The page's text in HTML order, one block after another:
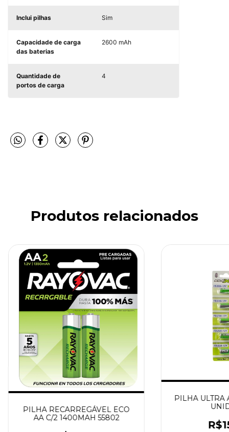
Inclui pilhas Sim
Capacidade de carga
das baterias
2600 mAh
Quantidade de
portos de carga
4
Produtos relacionados
PILHA RECARREGÁVEL ECO
AA C/2 1400MAH 55802
PILHA ULTRA